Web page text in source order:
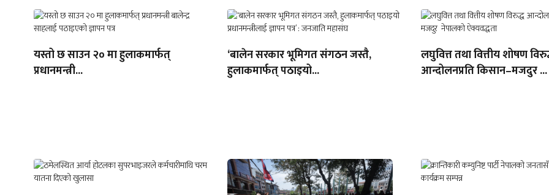
यस्तो छ साउन २० मा हुलाकमार्फत्
प्रधानमन्त्री...
‘बालेन सरकार भूमिगत संगठन जस्तै,
हुलाकमार्फत् पठाइयो...
लघुवित्त तथा वित्तीय शोषण
आन्दोलनप्रति किसान–मजदुर ...